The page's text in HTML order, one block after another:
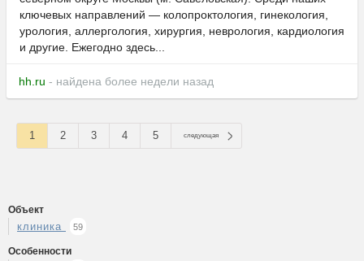
ключевых направлений — колопроктология, гинекология,
урология, аллергология, хирургия, неврология, кардиология
и другие. Ежегодно здесь...
hh.ru - найдена более недели назад
1 2 3 4 5 следующая
Объект
клиника 59
Особенности